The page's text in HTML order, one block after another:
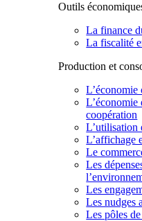
Outils
La finance
La fiscalité
Production et
L’économie
L’économie
coopération
L’utilisation
L’affichage
Le
Les
Les
Les nudges
Les pôles